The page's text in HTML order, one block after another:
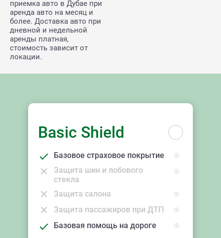
приемка авто в Дубае при
аренда авто на месяц и
более. Доставка авто при
дневной и недельной
аренды платная,
стоимость зависит от
локации.
Basic Shield
Базовое страховое покрытие
Защита шин и лобового
стекла
Защита салона
Защита пассажиров при ДТП
Базовая помощь на дороге